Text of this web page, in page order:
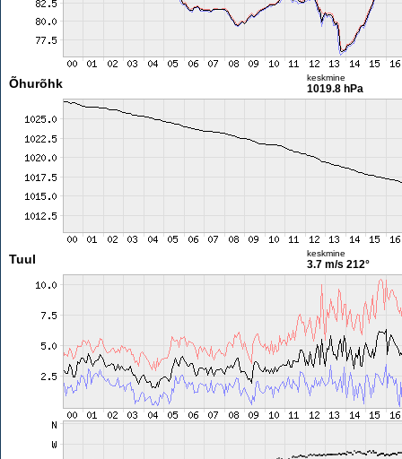
Õhurõhk keskmine
1019.8 hPa
Tuul keskmine
3.7 m/s 212°